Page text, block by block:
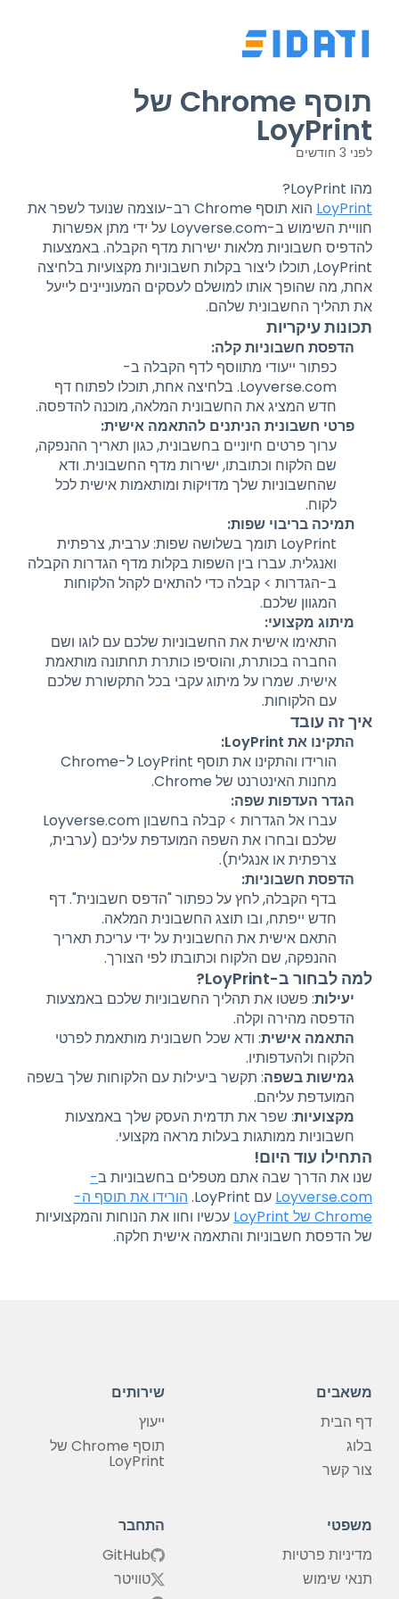
תוסף Chrome של
LoyPrint
לפני 3 חודשים
מהו LoyPrint?
LoyPrint
הוא תוסף Chrome רב-עוצמה שנועד לשפר את
חוויית השימוש ב-Loyverse.com על ידי מתן אפשרות
להדפיס חשבוניות מלאות ישירות מדף הקבלה. באמצעות
LoyPrint, תוכלו ליצור בקלות חשבוניות מקצועיות בלחיצה
אחת, מה שהופך אותו למושלם לעסקים המעוניינים לייעל
את תהליך החשבונית שלהם.
תכונות עיקריות
הדפסת חשבוניות קלה:
כפתור ייעודי מתווסף לדף הקבלה ב-
Loyverse.com. בלחיצה אחת, תוכלו לפתוח דף
חדש המציג את החשבונית המלאה, מוכנה להדפסה.
פרטי חשבונית הניתנים להתאמה אישית:
ערוך פרטים חיוניים בחשבונית, כגון תאריך ההנפקה,
שם הלקוח וכתובתו, ישירות מדף החשבונית. ודא
שהחשבוניות שלך מדויקות ומותאמות אישית לכל
לקוח.
תמיכה בריבוי שפות:
LoyPrint תומך בשלושה שפות: ערבית, צרפתית
ואנגלית. עברו בין השפות בקלות מדף הגדרות הקבלה
ב-הגדרות > קבלה כדי להתאים לקהל הלקוחות
המגוון שלכם.
מיתוג מקצועי:
התאימו אישית את החשבוניות שלכם עם לוגו ושם
החברה בכותרת, והוסיפו כותרת תחתונה מותאמת
אישית. שמרו על מיתוג עקבי בכל התקשורת שלכם
עם הלקוחות.
איך זה עובד
התקינו את LoyPrint:
הורידו והתקינו את תוסף LoyPrint ל-Chrome
מחנות האינטרנט של Chrome.
הגדר העדפות שפה:
עברו אל הגדרות > קבלה בחשבון Loyverse.com
שלכם ובחרו את השפה המועדפת עליכם (ערבית,
צרפתית או אנגלית).
הדפסת חשבוניות:
בדף הקבלה, לחץ על כפתור "הדפס חשבונית". דף
חדש ייפתח, ובו תוצג החשבונית המלאה.
התאם אישית את החשבונית על ידי עריכת תאריך
ההנפקה, שם הלקוח וכתובתו לפי הצורך.
למה לבחור ב-LoyPrint?
יעילות: פשטו את תהליך החשבוניות שלכם באמצעות
הדפסה מהירה וקלה.
התאמה אישית: ודא שכל חשבונית מותאמת לפרטי
הלקוח ולהעדפותיו.
גמישות בשפה: תקשר ביעילות עם הלקוחות שלך בשפה
המועדפת עליהם.
מקצועיות: שפר את תדמית העסק שלך באמצעות
חשבוניות ממותגות בעלות מראה מקצועי.
התחילו עוד היום!
שנו את הדרך שבה אתם מטפלים בחשבוניות ב-
Loyverse.com עם LoyPrint.
הורידו את תוסף ה-
Chrome של LoyPrint
עכשיו וחוו את הנוחות והמקצועיות
של הדפסת חשבוניות והתאמה אישית חלקה.
משאבים
דף הבית
בלוג
צור קשר
שירותים
ייעוץ
תוסף Chrome של
LoyPrint
משפטי
מדיניות פרטיות
תנאי שימוש
התחבר
GitHub
טוויטר